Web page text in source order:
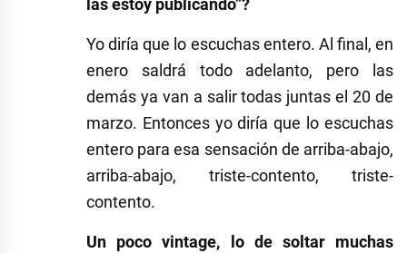
las estoy publicando”?
Yo diría que lo escuchas entero. Al final, en
enero saldrá todo adelanto, pero las
demás ya van a salir todas juntas el 20 de
marzo. Entonces yo diría que lo escuchas
entero para esa sensación de arriba-abajo,
arriba-abajo, triste-contento, triste-
contento.
Un poco vintage, lo de soltar muchas